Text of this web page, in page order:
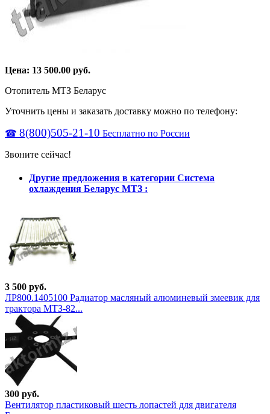
Цена: 13 500.00 руб.
Отопитель МТЗ Беларус
Уточнить цены и заказать доставку можно по телефону:
☎ 8(800)505-21-10 Бесплатно по России
Звоните сейчас!
Другие предложения в категории Система
охлаждения Беларус МТЗ :
3 500 руб.
ЛР800.1405100 Радиатор масляный алюминевый змеевик для
трактора МТЗ-82...
300 руб.
Вентилятор пластиковый шесть лопастей для двигателя